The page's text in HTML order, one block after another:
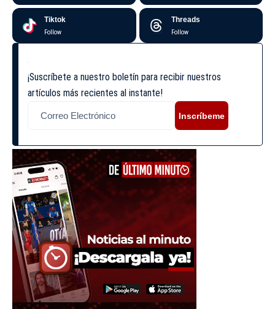
Tiktok
Follow
Threads
Follow
¡Suscríbete a nuestro boletín para recibir nuestros
artículos más recientes al instante!
Inscríbeme